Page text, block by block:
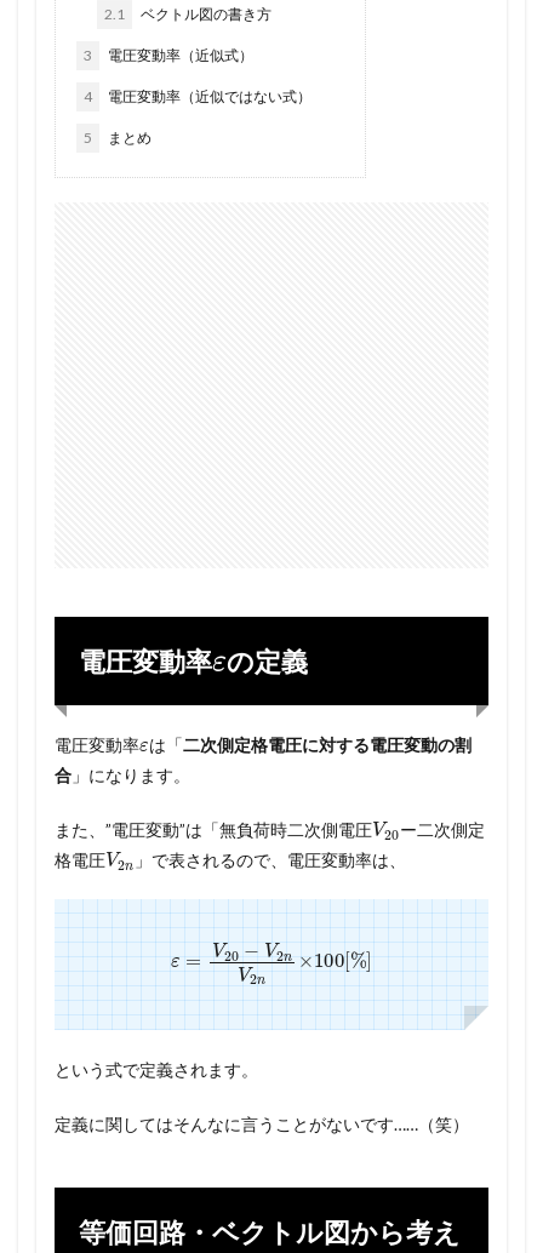
2.1 ベクトル図の書き方
3 電圧変動率（近似式）
4 電圧変動率（近似ではない式）
5 まとめ
電圧変動率 の定義
電圧変動率 は「二次側定格電圧に対する電圧変動の割
合 」になります。
また、”電圧変動”は「無負荷時二次側電圧
V20
ー二次側定
格電圧
V2
」で表されるので、電圧変動率は、
ε=V20−V2nV2n×100[%]
という式で定義されます。
定義に関してはそんなに言うことがないです……（笑）
等価回路・ベクトル図から考え